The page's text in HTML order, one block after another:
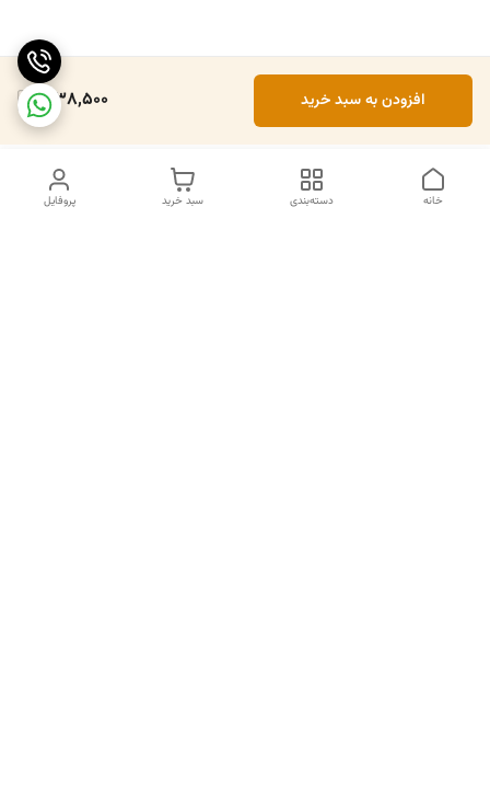
1,138,500 افزودن به سبد خرید
پروفایل سبد خرید دسته‌بندی خانه